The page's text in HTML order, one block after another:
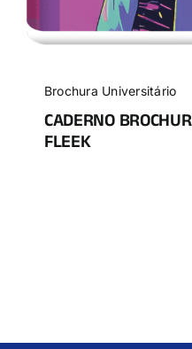
Brochura Universitário
CADERNO
FLEEK